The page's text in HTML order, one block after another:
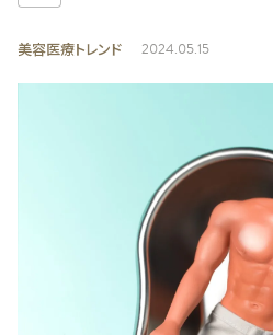
美容医療トレンド 2024.05.15